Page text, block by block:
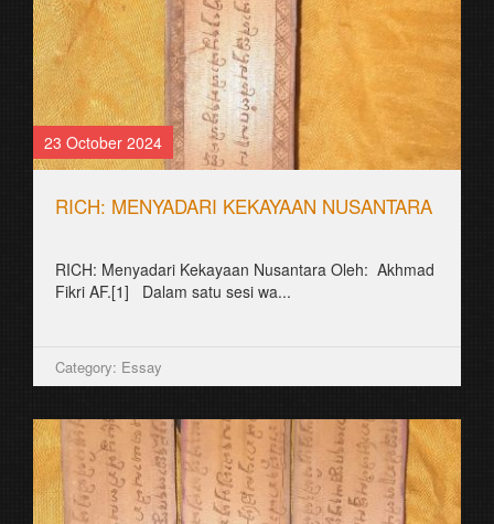
23 October 2024
RICH: MENYADARI KEKAYAAN NUSANTARA
RICH: Menyadari Kekayaan Nusantara Oleh: Akhmad
Fikri AF.[1] Dalam satu sesi wa...
Category: Essay